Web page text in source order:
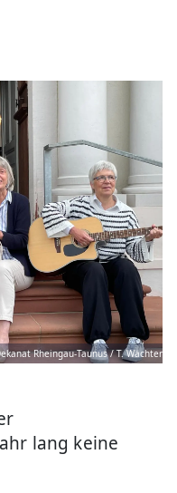
Rheingau-Taunus / T. Wächter
lang keine